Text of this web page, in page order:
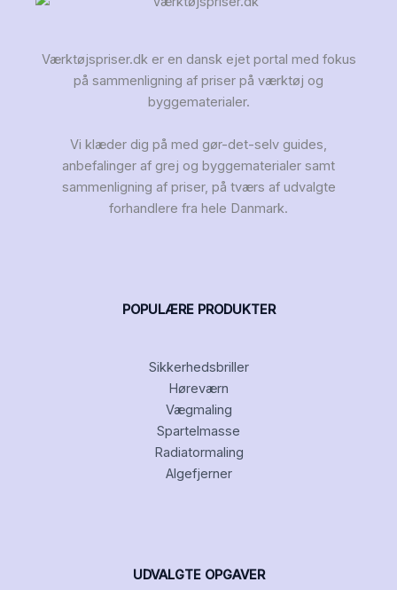
Værktøjspriser.dk er en dansk ejet portal med fokus
på sammenligning af priser på værktøj og
byggematerialer.
Vi klæder dig på med gør-det-selv guides,
anbefalinger af grej og byggematerialer samt
sammenligning af priser, på tværs af udvalgte
forhandlere fra hele Danmark.
POPULÆRE PRODUKTER
Sikkerhedsbriller
Høreværn
Vægmaling
Spartelmasse
Radiatormaling
Algefjerner
UDVALGTE OPGAVER